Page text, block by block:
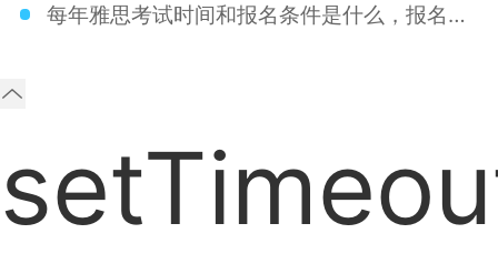
每年雅思考试时间和报名条件是什么，报名要求高不高。
